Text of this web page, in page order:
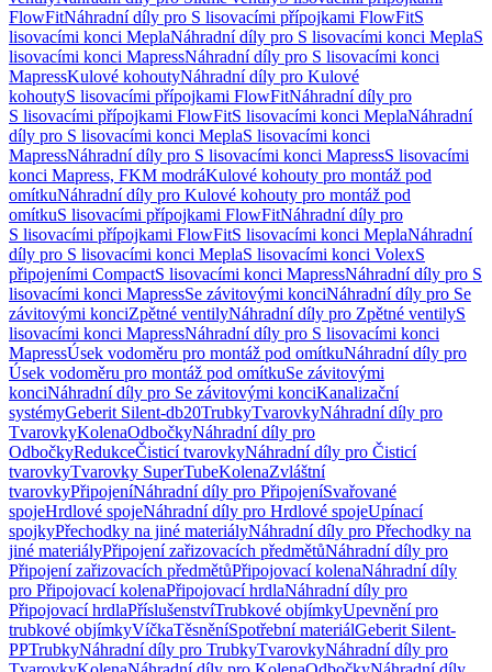
FlowFitNáhradní díly pro S lisovacími přípojkami FlowFitS
lisovacími konci MeplaNáhradní díly pro S lisovacími konci MeplaS
lisovacími konci MapressNáhradní díly pro S lisovacími konci
MapressKulové kohoutyNáhradní díly pro Kulové
kohoutyS lisovacími přípojkami FlowFitNáhradní díly pro
S lisovacími přípojkami FlowFitS lisovacími konci MeplaNáhradní
díly pro S lisovacími konci MeplaS lisovacími konci
MapressNáhradní díly pro S lisovacími konci MapressS lisovacími
konci Mapress, FKM modráKulové kohouty pro montáž pod
omítkuNáhradní díly pro Kulové kohouty pro montáž pod
omítkuS lisovacími přípojkami FlowFitNáhradní díly pro
S lisovacími přípojkami FlowFitS lisovacími konci MeplaNáhradní
díly pro S lisovacími konci MeplaS lisovacími konci VolexS
připojeními CompactS lisovacími konci MapressNáhradní díly pro S
lisovacími konci MapressSe závitovými konciNáhradní díly pro Se
závitovými konciZpětné ventilyNáhradní díly pro Zpětné ventilyS
lisovacími konci MapressNáhradní díly pro S lisovacími konci
MapressÚsek vodoměru pro montáž pod omítkuNáhradní díly pro
Úsek vodoměru pro montáž pod omítkuSe závitovými
konciNáhradní díly pro Se závitovými konciKanalizační
systémyGeberit Silent-db20TrubkyTvarovkyNáhradní díly pro
TvarovkyKolenaOdbočkyNáhradní díly pro
OdbočkyRedukceČisticí tvarovkyNáhradní díly pro Čisticí
tvarovkyTvarovky SuperTubeKolenaZvláštní
tvarovkyPřipojeníNáhradní díly pro PřipojeníSvařované
spojeHrdlové spojeNáhradní díly pro Hrdlové spojeUpínací
spojkyPřechodky na jiné materiályNáhradní díly pro Přechodky na
jiné materiályPřipojení zařizovacích předmětůNáhradní díly pro
Připojení zařizovacích předmětůPřipojovací kolenaNáhradní díly
pro Připojovací kolenaPřipojovací hrdlaNáhradní díly pro
Připojovací hrdlaPříslušenstvíTrubkové objímkyUpevnění pro
trubkové objímkyVíčkaTěsněníSpotřební materiálGeberit Silent-
PPTrubkyNáhradní díly pro TrubkyTvarovkyNáhradní díly pro